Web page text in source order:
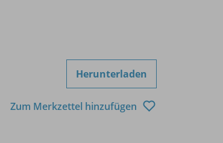
Herunterladen
Zum Merkzettel hinzufügen